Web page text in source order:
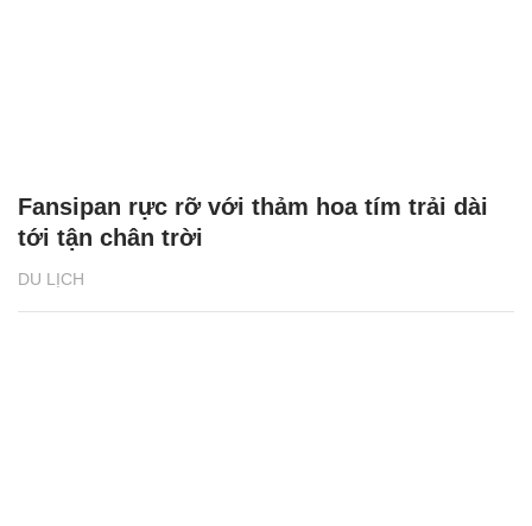
DU LỊCH
Fansipan rực rỡ với thảm hoa tím trải dài
tới tận chân trời